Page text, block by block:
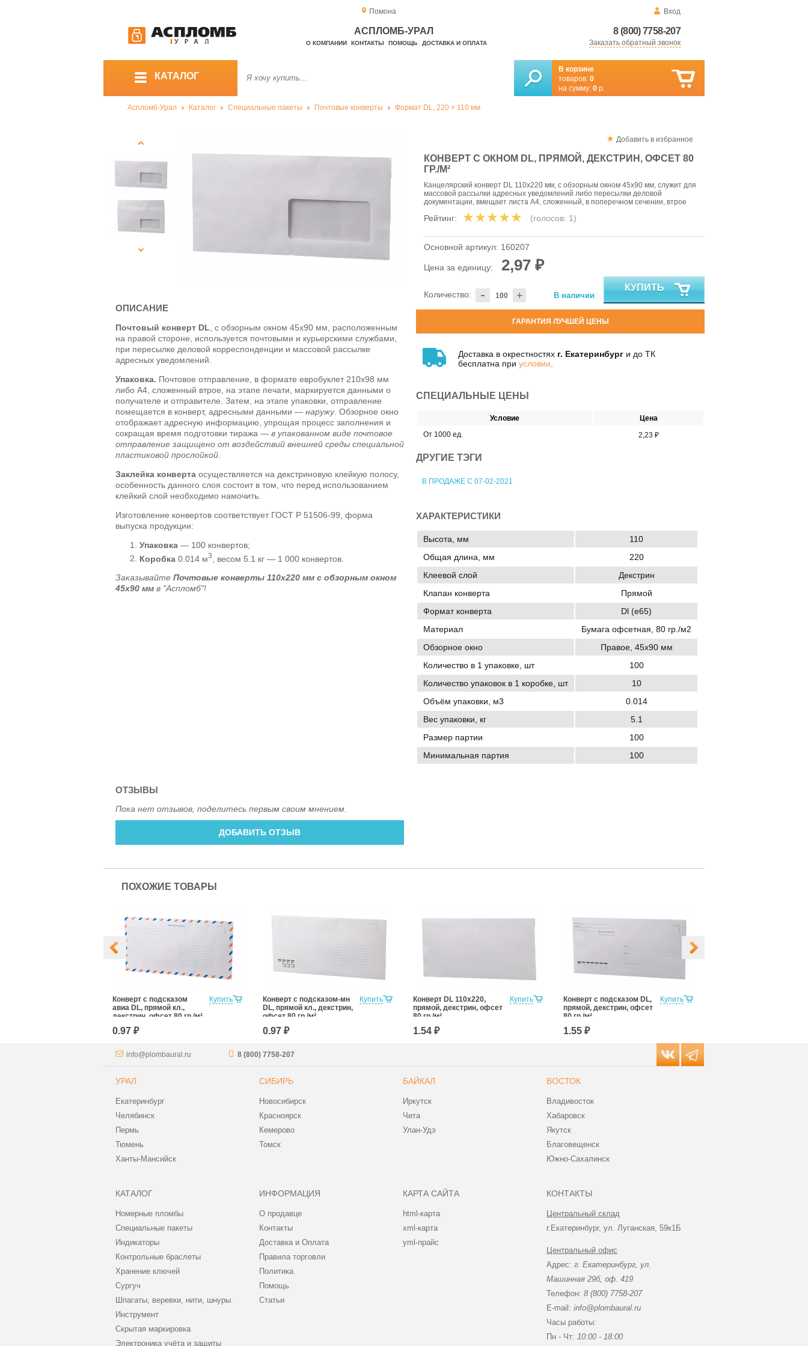
Помона Вход
8 (800) 7758-207
Заказать обратный звонок
АСПЛОМБ-УРАЛ
О КОМПАНИИ КОНТАКТЫ ПОМОЩЬ ДОСТАВКА И ОПЛАТА
КАТАЛОГ
В корзине
товаров: 0
на сумму: 0 р.
Аспломб-Урал Каталог Специальные пакеты Почтовые конверты Формат DL, 220 × 110 мм
Добавить в избранное
КОНВЕРТ С ОКНОМ DL, ПРЯМОЙ, ДЕКСТРИН, ОФСЕТ 80
ГР./М²
Канцелярский конверт DL 110х220 мм, с обзорным окном 45х90 мм, служит для
массовой рассылки адресных уведомлений либо пересылки деловой
документации, вмещает листа А4, сложенный, в поперечном сечении, втрое
Рейтинг: (голосов: 1)
Основной артикул: 160207
Цена за единицу: 2,97 ₽
- +
Количество: В наличии
КУПИТЬ
ГАРАНТИЯ ЛУЧШЕЙ ЦЕНЫ
Доставка в окрестностях г. Екатеринбург и до ТК
бесплатна при условии
СПЕЦИАЛЬНЫЕ ЦЕНЫ
Условие
Цена
От 1000 ед.
2,23 ₽
ДРУГИЕ ТЭГИ
В ПРОДАЖЕ С 07-02-2021
ОПИСАНИЕ
Почтовый конверт DL , с обзорным окном 45х90 мм, расположенным
на правой стороне, используется почтовыми и курьерскими службами,
при пересылке деловой корреспонденции и массовой рассылке
адресных уведомлений.
Упаковка. Почтовое отправление, в формате евробуклет 210х98 мм
либо А4, сложенный втрое, на этапе печати, маркируется данными о
получателе и отправителе. Затем, на этапе упаковки, отправление
помещается в конверт, адресными данными — наружу. Обзорное окно
отображает адресную информацию, упрощая процесс заполнения и
сокращая время подготовки тиража — в упакованном виде почтовое
отправление защищено от воздействий внешней среды специальной
пластиковой прослойкой
Заклейка конверта осуществляется на декстриновую клейкую полосу,
особенность данного слоя состоит в том, что перед использованием
клейкий слой необходимо намочить.
Изготовление конвертов соответствует ГОСТ Р 51506-99, форма
выпуска продукции:
Упаковка — 100 конвертов;
Коробка 0.014 м3
, весом 5.1 кг — 1 000 конвертов.
Заказывайте Почтовые конверты 110х220 мм с обзорным окном
45х90 мм в "Аспломб"!
ХАРАКТЕРИСТИКИ
Высота, мм
110
Общая длина, мм
220
Клеевой слой
Декстрин
Клапан конверта
Прямой
Формат конверта
Dl (e65)
Материал
Бумага офсетная, 80 гр./м2
Обзорное окно
Правое, 45х90 мм
Количество в 1 упаковке, шт
100
Количество упаковок в 1 коробке, шт
10
Объём упаковки, м3
0.014
Вес упаковки, кг
5.1
Размер партии
100
Минимальная партия
100
ОТЗЫВЫ
Пока нет отзывов, поделитесь первым своим мнением.
ДОБАВИТЬ ОТЗЫВ
ПОХОЖИЕ ТОВАРЫ
Купить
Конверт с подсказом
авиа DL, прямой кл.,
декстрин, офсет 80 гр./м²
0.97 ₽
Купить
Конверт с подсказом-мн
DL, прямой кл., декстрин,
офсет 80 гр./м²
0.97 ₽
Купить
Конверт DL 110x220,
прямой, декстрин, офсет
80 гр./м²
1.54 ₽
Купить
Конверт с подсказом DL,
прямой, декстрин, офсет
80 гр./м²
1.55 ₽
info@plombaural.ru 8 (800) 7758-207
УРАЛ
Екатеринбург
Челябинск
Пермь
Тюмень
Ханты-Мансийск
СИБИРЬ
Новосибирск
Красноярск
Кемерово
Томск
БАЙКАЛ
Иркутск
Чита
Улан-Удэ
ВОСТОК
Владивосток
Хабаровск
Якутск
Благовещенск
Южно-Сахалинск
КАТАЛОГ
Номерные пломбы
Специальные пакеты
Индикаторы
Контрольные браслеты
Хранение ключей
Сургуч
Шпагаты, веревки, нити, шнуры.
Инструмент
Скрытая маркировка
Электроника учёта и защиты
ИНФОРМАЦИЯ
О продавце
Контакты
Доставка и Оплата
Правила торговли
Политика
Помощь
Статьи
КАРТА САЙТА
html-карта
xml-карта
yml-прайс
КОНТАКТЫ
Центральный склад
г.Екатеринбург, ул. Луганская, 59к1Б
Центральный офис
Адрес: г. Екатеринбург, ул.
Машинная 29б, оф. 419
Телефон: 8 (800) 7758-207
E-mail: info@plombaural.ru
Часы работы:
Пн - Чт: 10:00 - 18:00